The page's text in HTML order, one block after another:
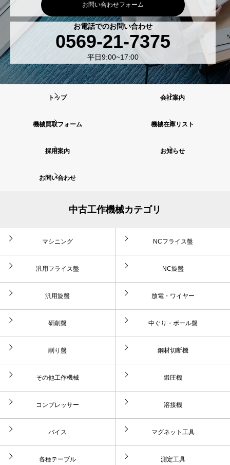
お問い合わせフォーム
お電話でのお問い合わせ
0569-21-7375
平日9:00~17:00
トップ 会社案内
機械買取フォーム 機械在庫リスト
採用案内 お知らせ
お問い合わせ
中古工作機械カテゴリ
マシニング NCフライス盤
汎用フライス盤 NC旋盤
汎用旋盤 放電・ワイヤー
研削盤 中ぐり・ボール盤
削り盤 鋼材切断機
その他工作機械 鍛圧機
コンプレッサー 溶接機
バイス マグネット工具
各種テーブル 測定工具